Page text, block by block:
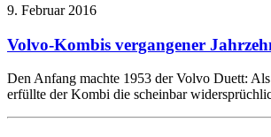
9. Februar 2016
Volvo-Kombis vergangener
Den Anfang machte 1953 der Volvo Duett:
erfüllte der Kombi die scheinbar